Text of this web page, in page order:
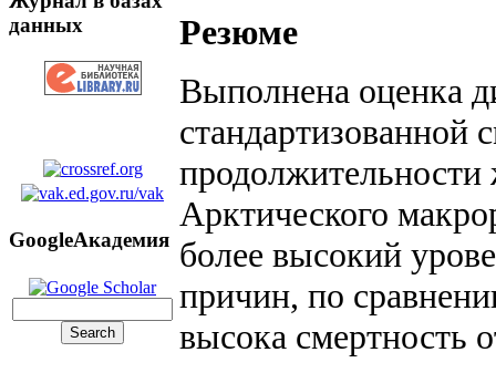
данных
GoogleАкадемия
Резюме
Выполнена оценка
стандартизованной
Арктического
более высокий
причин, по
высока смертность